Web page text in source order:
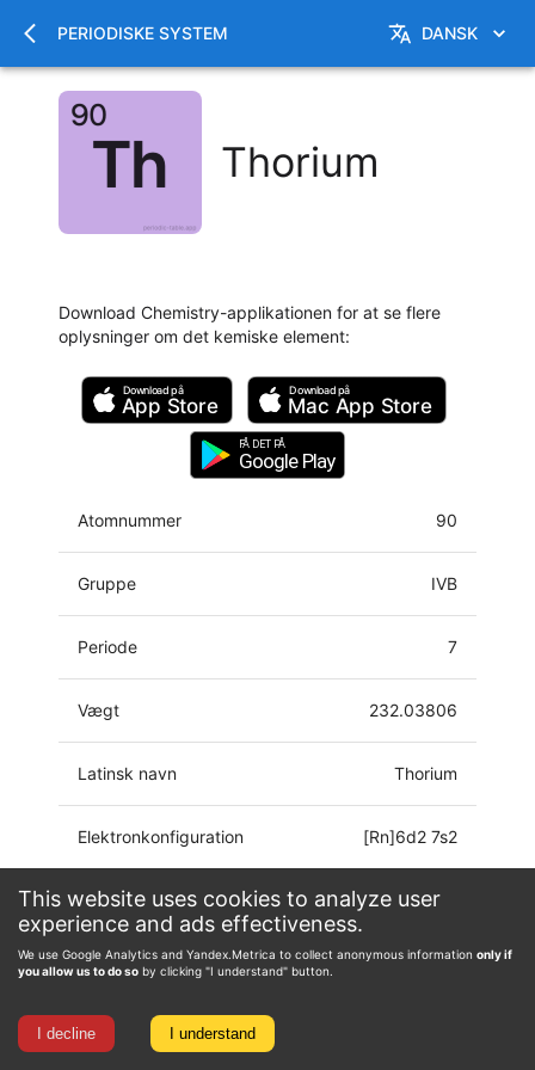
This website uses cookies to analyze user
experience and ads effectiveness.
We use Google Analytics and Yandex.Metrica to collect anonymous information only if
you allow us to do so by clicking "I understand" button.
I decline I understand
PERIODISKE SYSTEM DANSK
Thorium
Download Chemistry-applikationen for at se flere
oplysninger om det kemiske element:
Download på
App Store
Download på
Mac App Store
FÅ DET PÅ
Google Play
Atomnummer 90
Gruppe IVB
Periode 7
Vægt 232.03806
Latinsk navn Thorium
Elektronkonfiguration [Rn]6d2 7s2
Oxidationstilstand 0, 1, 2, 3, 4